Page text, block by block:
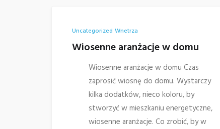
Uncategorized Wnetrza
Wiosenne aranżacje w domu
Wiosenne aranżacje w domu Czas
zaprosić wiosnę do domu. Wystarczy
kilka dodatków, nieco koloru, by
stworzyć w mieszkaniu energetyczne,
wiosenne aranżacje. Co zrobić, by w